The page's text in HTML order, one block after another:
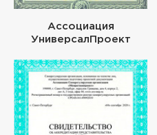
Ассоциация
УниверсалПроект